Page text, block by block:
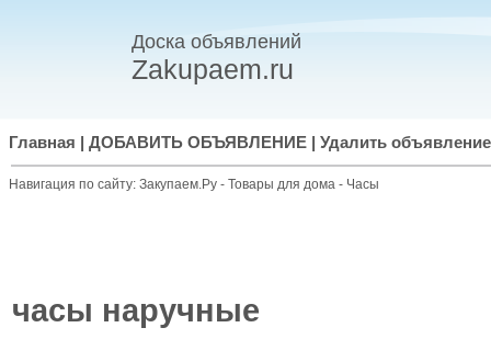
Доска объявлений
Zakupaem.ru
Главная ДОБАВИТЬ ОБЪЯВЛЕНИЕ Удалить объявление
Навигация по сайту: Закупаем.Ру - Товары для дома - Часы
часы наручные